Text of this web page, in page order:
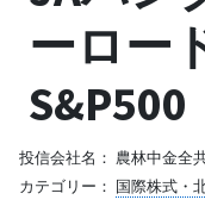
ーロー
S&P500
投信会社名： 農林中金全
カテゴリー： 国際株式・